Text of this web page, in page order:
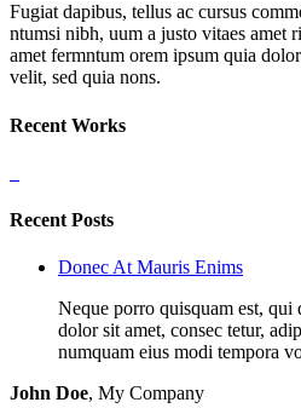
Fugiat dapibus, tellus ac cursus
ntumsi nibh, uum a justo vitaes amet
amet fermntum orem ipsum quia
velit, sed quia nons.
Recent Works
Recent Posts
Donec At Mauris Enims
Neque porro quisquam est, qui
dolor sit amet, consec tetur,
numquam eius modi tempora
John Doe, My Company